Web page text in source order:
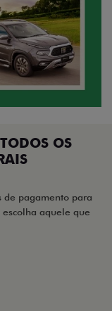
OS
de pagamento para
aquele que